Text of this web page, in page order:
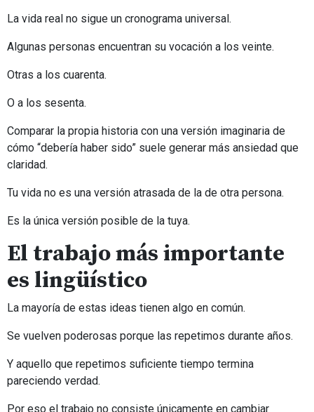
La vida real no sigue un cronograma universal.
Algunas personas encuentran su vocación a los veinte.
Otras a los cuarenta.
O a los sesenta.
Comparar la propia historia con una versión imaginaria de
cómo “debería haber sido” suele generar más ansiedad que
claridad.
Tu vida no es una versión atrasada de la de otra persona.
Es la única versión posible de la tuya.
El trabajo más importante
es lingüístico
La mayoría de estas ideas tienen algo en común.
Se vuelven poderosas porque las repetimos durante años.
Y aquello que repetimos suficiente tiempo termina
pareciendo verdad.
Por eso el trabajo no consiste únicamente en cambiar